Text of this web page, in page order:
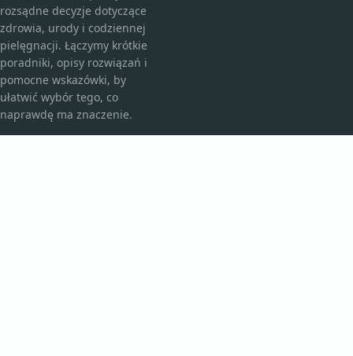
rozsądne decyzje dotyczące
zdrowia, urody i codziennej
pielęgnacji. Łączymy krótkie
poradniki, opisy rozwiązań i
pomocne wskazówki, by
ułatwić wybór tego, co
naprawdę ma znaczenie.